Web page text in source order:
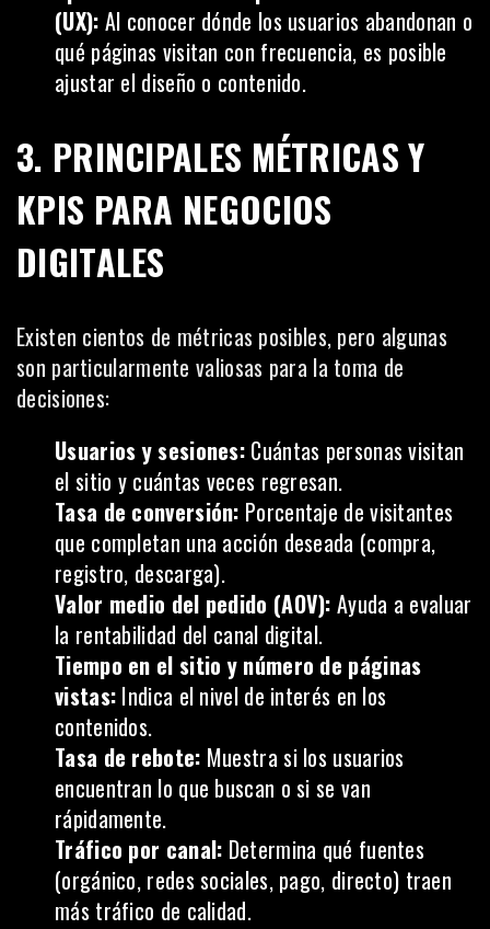
(UX): Al conocer dónde los usuarios abandonan o
qué páginas visitan con frecuencia, es posible
ajustar el diseño o contenido.
3. PRINCIPALES MÉTRICAS Y
KPIS PARA NEGOCIOS
DIGITALES
Existen cientos de métricas posibles, pero algunas
son particularmente valiosas para la toma de
decisiones:
Usuarios y sesiones: Cuántas personas visitan
el sitio y cuántas veces regresan.
Tasa de conversión: Porcentaje de visitantes
que completan una acción deseada (compra,
registro, descarga).
Valor medio del pedido (AOV): Ayuda a evaluar
la rentabilidad del canal digital.
Tiempo en el sitio y número de páginas
vistas: Indica el nivel de interés en los
contenidos.
Tasa de rebote: Muestra si los usuarios
encuentran lo que buscan o si se van
rápidamente.
Tráfico por canal: Determina qué fuentes
(orgánico, redes sociales, pago, directo) traen
más tráfico de calidad.